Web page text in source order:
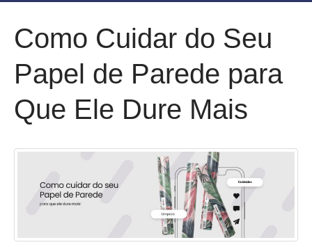
Como Cuidar do Seu
Papel de Parede para
Que Ele Dure Mais